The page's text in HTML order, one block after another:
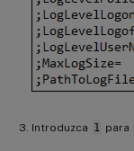
Introduzca 1 para